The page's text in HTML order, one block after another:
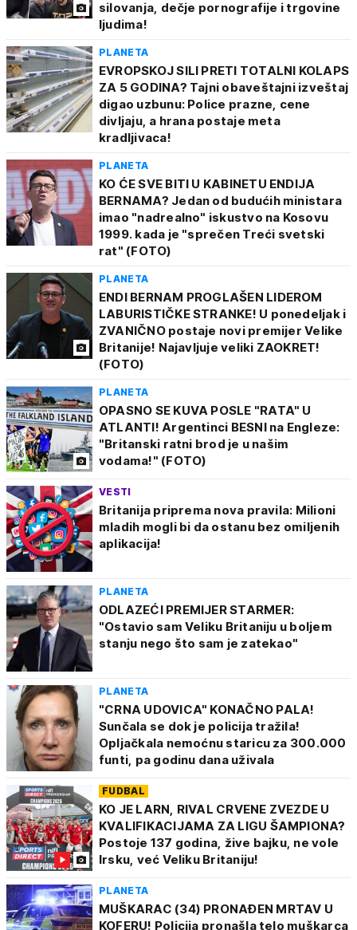
silovanja, dečje pornografije i trgovine
ljudima!
PLANETA
EVROPSKOJ SILI PRETI TOTALNI KOLAPS
ZA 5 GODINA? Tajni obaveštajni izveštaj
digao uzbunu: Police prazne, cene
divljaju, a hrana postaje meta
kradljivaca!
PLANETA
KO ĆE SVE BITI U KABINETU ENDIJA
BERNAMA? Jedan od budućih ministara
imao "nadrealno" iskustvo na Kosovu
1999. kada je "sprečen Treći svetski
rat" (FOTO)
PLANETA
ENDI BERNAM PROGLAŠEN LIDEROM
LABURISTIČKE STRANKE! U ponedeljak i
ZVANIČNO postaje novi premijer Velike
Britanije! Najavljuje veliki ZAOKRET!
(FOTO)
PLANETA
OPASNO SE KUVA POSLE "RATA" U
ATLANTI! Argentinci BESNI na Engleze:
"Britanski ratni brod je u našim
vodama!" (FOTO)
VESTI
Britanija priprema nova pravila: Milioni
mladih mogli bi da ostanu bez omiljenih
aplikacija!
PLANETA
ODLAZEĆI PREMIJER STARMER:
"Ostavio sam Veliku Britaniju u boljem
stanju nego što sam je zatekao"
PLANETA
"CRNA UDOVICA" KONAČNO PALA!
Sunčala se dok je policija tražila!
Opljačkala nemoćnu staricu za 300.000
funti, pa godinu dana uživala
FUDBAL
KO JE LARN, RIVAL CRVENE ZVEZDE U
KVALIFIKACIJAMA ZA LIGU ŠAMPIONA?
Postoje 137 godina, žive bajku, ne vole
Irsku, već Veliku Britaniju!
PLANETA
MUŠKARAC (34) PRONAĐEN MRTAV U
KOFERU! Policija pronašla telo muškarca